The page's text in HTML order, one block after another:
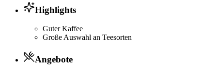
Highlights
Guter Kaffee
Große Auswahl an Teesorten
Angebote